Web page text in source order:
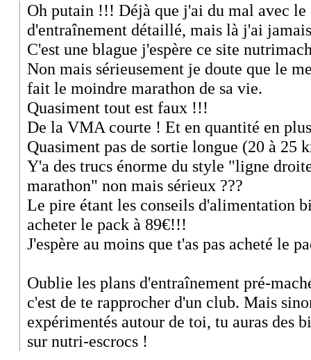
Oh putain !!! Déjà que j'ai du mal avec le
d'entraînement détaillé, mais là j'ai
C'est une blague j'espère ce site
Non mais sérieusement je doute que le
fait le moindre marathon de sa vie.
Quasiment tout est faux !!!
De la VMA courte ! Et en quantité en
Quasiment pas de sortie longue (20 à 25
Y'a des trucs énorme du style "ligne
marathon" non mais sérieux ???
Le pire étant les conseils d'alimentation
acheter le pack à 89€!!!
J'espère au moins que t'as pas acheté le
Oublie les plans d'entraînement pré-
c'est de te rapprocher d'un club. Mais
expérimentés autour de toi, tu auras des
sur nutri-escrocs !